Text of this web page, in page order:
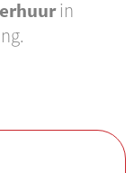
in